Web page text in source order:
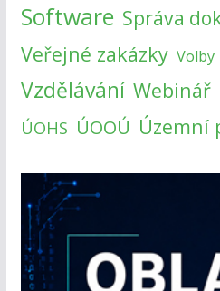
Software Správa
Veřejné zakázky Volby
Vzdělávání Webinář
ÚOHS ÚOOÚ Územní